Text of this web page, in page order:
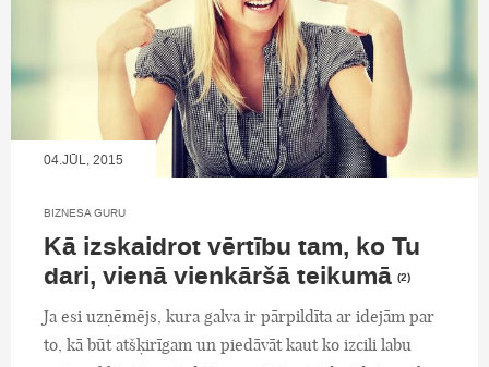
04.JŪL, 2015
BIZNESA GURU
Kā izskaidrot vērtību tam, ko Tu
dari, vienā vienkāršā teikumā (2)
Ja esi uzņēmējs, kura galva ir pārpildīta ar idejām par
to, kā būt atšķirīgam un piedāvāt kaut ko izcili labu